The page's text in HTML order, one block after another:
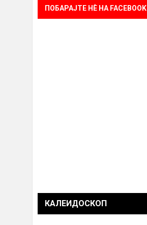
ПОБАРАЈТЕ НÈ НА FACEBOOK
КАЛЕИДОСКОП